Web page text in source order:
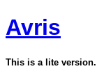
Avris
This is a lite version.